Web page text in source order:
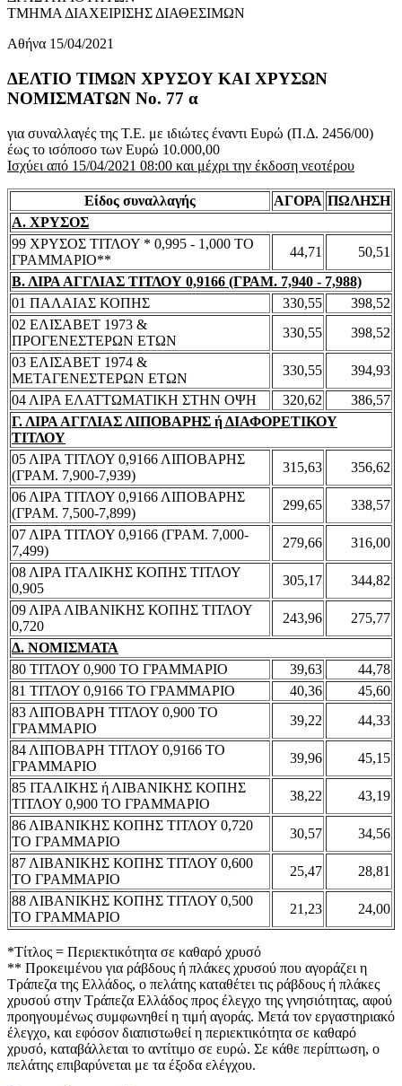
ΤΜΗΜΑ ΔΙΑΧΕΙΡΙΣΗΣ ΔΙΑΘΕΣΙΜΩΝ
Αθήνα 15/04/2021
ΔΕΛΤΙΟ ΤΙΜΩΝ ΧΡΥΣΟΥ ΚΑΙ ΧΡΥΣΩΝ
ΝΟΜΙΣΜΑΤΩΝ No. 77 α
για συναλλαγές της Τ.Ε. με ιδιώτες έναντι Ευρώ (Π.Δ. 2456/00)
έως το ισόποσο των Ευρώ 10.000,00
Ισχύει από 15/04/2021 08:00 και μέχρι την έκδοση νεοτέρου
Είδος συναλλαγής ΑΓΟΡΑ ΠΩΛΗΣΗ
Α. ΧΡΥΣΟΣ
99 ΧΡΥΣΟΣ ΤΙΤΛΟΥ * 0,995 - 1,000 ΤΟ
ΓΡΑΜΜΑΡΙΟ**
44,71
50,51
Β. ΛΙΡΑ ΑΓΓΛΙΑΣ ΤΙΤΛΟΥ 0,9166 (ΓΡΑΜ. 7,940 - 7,988)
01 ΠΑΛΑΙΑΣ ΚΟΠΗΣ
330,55
398,52
02 ΕΛΙΣΑΒΕΤ 1973 &
ΠΡΟΓΕΝΕΣΤΕΡΩΝ ΕΤΩΝ
330,55
398,52
03 ΕΛΙΣΑΒΕΤ 1974 &
ΜΕΤΑΓΕΝΕΣΤΕΡΩΝ ΕΤΩΝ
330,55
394,93
04 ΛΙΡΑ ΕΛΑΤΤΩΜΑΤΙΚΗ ΣΤΗΝ ΟΨΗ
320,62
386,57
Γ. ΛΙΡΑ ΑΓΓΛΙΑΣ ΛΙΠΟΒΑΡΗΣ ή ΔΙΑΦΟΡΕΤΙΚΟΥ
ΤΙΤΛΟΥ
05 ΛΙΡΑ ΤΙΤΛΟΥ 0,9166 ΛΙΠΟΒΑΡΗΣ
(ΓΡΑΜ. 7,900-7,939)
315,63
356,62
06 ΛΙΡΑ ΤΙΤΛΟΥ 0,9166 ΛΙΠΟΒΑΡΗΣ
(ΓΡΑΜ. 7,500-7,899)
299,65
338,57
07 ΛΙΡΑ ΤΙΤΛΟΥ 0,9166 (ΓΡΑΜ. 7,000-
7,499)
279,66
316,00
08 ΛΙΡΑ ΙΤΑΛΙΚΗΣ ΚΟΠΗΣ ΤΙΤΛΟΥ
0,905
305,17
344,82
09 ΛΙΡΑ ΛΙΒΑΝΙΚΗΣ ΚΟΠΗΣ ΤΙΤΛΟΥ
0,720
243,96
275,77
Δ. ΝΟΜΙΣΜΑΤΑ
80 ΤΙΤΛΟΥ 0,900 ΤΟ ΓΡΑΜΜΑΡΙΟ
39,63
44,78
81 ΤΙΤΛΟΥ 0,9166 ΤΟ ΓΡΑΜΜΑΡΙΟ
40,36
45,60
83 ΛΙΠΟΒΑΡΗ ΤΙΤΛΟΥ 0,900 ΤΟ
ΓΡΑΜΜΑΡΙΟ
39,22
44,33
84 ΛΙΠΟΒΑΡΗ ΤΙΤΛΟΥ 0,9166 ΤΟ
ΓΡΑΜΜΑΡΙΟ
39,96
45,15
85 ΙΤΑΛΙΚΗΣ ή ΛΙΒΑΝΙΚΗΣ ΚΟΠΗΣ
ΤΙΤΛΟΥ 0,900 ΤΟ ΓΡΑΜΜΑΡΙΟ
38,22
43,19
86 ΛΙΒΑΝΙΚΗΣ ΚΟΠΗΣ ΤΙΤΛΟΥ 0,720
ΤΟ ΓΡΑΜΜΑΡΙΟ
30,57
34,56
87 ΛΙΒΑΝΙΚΗΣ ΚΟΠΗΣ ΤΙΤΛΟΥ 0,600
ΤΟ ΓΡΑΜΜΑΡΙΟ
25,47
28,81
88 ΛΙΒΑΝΙΚΗΣ ΚΟΠΗΣ ΤΙΤΛΟΥ 0,500
ΤΟ ΓΡΑΜΜΑΡΙΟ
21,23 24,00
*Τίτλος = Περιεκτικότητα σε καθαρό χρυσό
** Προκειμένου για ράβδους ή πλάκες χρυσού που αγοράζει η
Τράπεζα της Ελλάδος, ο πελάτης καταθέτει τις ράβδους ή πλάκες
χρυσού στην Τράπεζα Ελλάδος προς έλεγχο της γνησιότητας, αφού
προηγουμένως συμφωνηθεί η τιμή αγοράς. Μετά τον εργαστηριακό
έλεγχο, και εφόσον διαπιστωθεί η περιεκτικότητα σε καθαρό
χρυσό, καταβάλλεται το αντίτιμο σε ευρώ. Σε κάθε περίπτωση, ο
πελάτης επιβαρύνεται με τα έξοδα ελέγχου.